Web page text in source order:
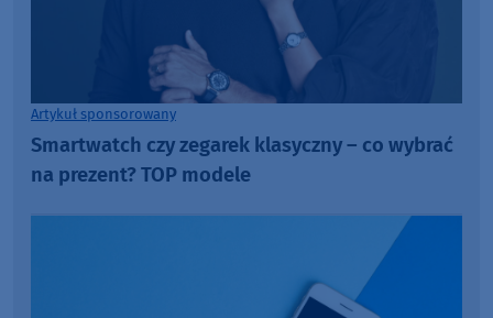
Artykuł sponsorowany
Smartwatch czy zegarek klasyczny – co wybrać
na prezent? TOP modele